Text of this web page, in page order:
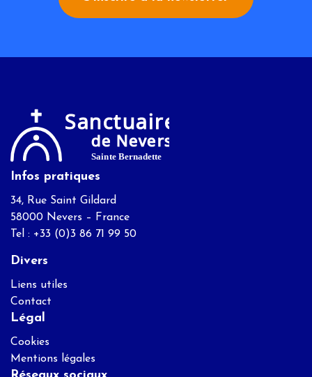
Infos pratiques
34, Rue Saint Gildard
58000 Nevers – France
Tel : +33 (0)3 86 71 99 50
Divers
Liens utiles
Contact
Légal
Cookies
Mentions légales